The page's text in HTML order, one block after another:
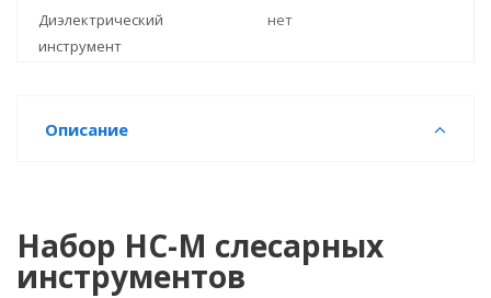
Диэлектрический
инструмент
нет
Описание
Набор НС-М слесарных
инструментов